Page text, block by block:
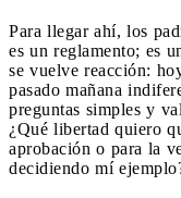
Para llegar ahí, los
es un reglamento; es
se vuelve reacción:
pasado mañana
preguntas simples y
¿Qué libertad quiero
aprobación o para la
decidiendo mí